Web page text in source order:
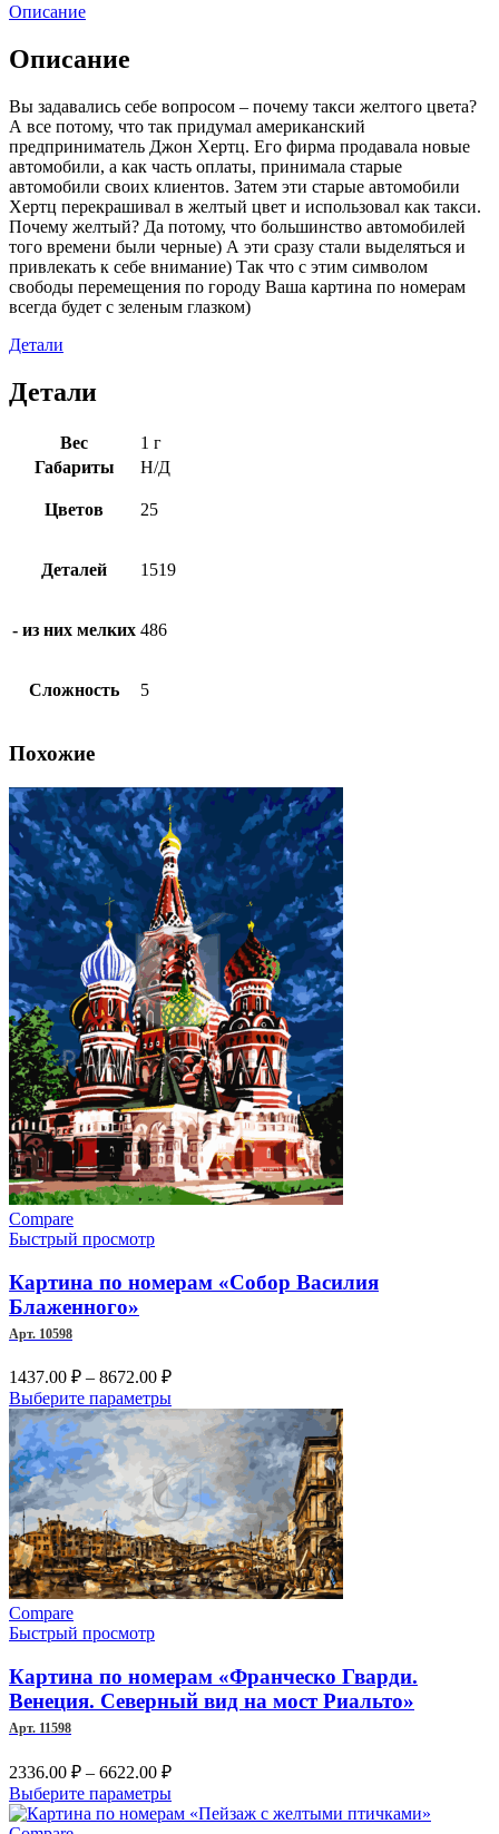
Описание
Описание
Вы задавались себе вопросом – почему такси желтого цвета?
А все потому, что так придумал американский
предприниматель Джон Хертц. Его фирма продавала новые
автомобили, а как часть оплаты, принимала старые
автомобили своих клиентов. Затем эти старые автомобили
Хертц перекрашивал в желтый цвет и использовал как такси.
Почему желтый? Да потому, что большинство автомобилей
того времени были черные) А эти сразу стали выделяться и
привлекать к себе внимание) Так что с этим символом
свободы перемещения по городу Ваша картина по номерам
всегда будет с зеленым глазком)
Детали
Детали
Вес
1 г
Габариты
Н/Д
Цветов 25
Деталей 1519
- из них мелких 486
Сложность 5
Похожие
Compare
Быстрый просмотр
Картина по номерам «Собор Василия
Блаженного»
Арт. 10598
1437.00 ₽ – 8672.00 ₽Диапазон
цен:
1437.00 ₽
–
8672.00 ₽
Выберите параметрыЭтот
товар
имеет
несколько
вариаций.
Опции
можно
выбрать
на
странице
товара.
Compare
Быстрый просмотр
Картина по номерам «Франческо Гварди.
Венеция. Северный вид на мост Риальто»
Арт. 11598
2336.00 ₽ – 6622.00 ₽Диапазон
цен:
2336.00 ₽
Выберите параметрыЭтот
товар